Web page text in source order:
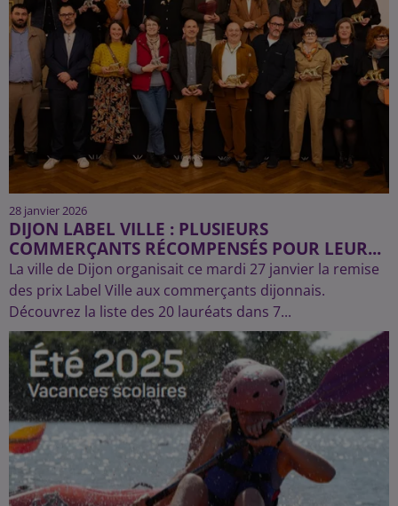
28 janvier 2026
DIJON LABEL VILLE : PLUSIEURS
COMMERÇANTS RÉCOMPENSÉS POUR LEUR...
La ville de Dijon organisait ce mardi 27 janvier la remise
des prix Label Ville aux commerçants dijonnais.
Découvrez la liste des 20 lauréats dans 7...